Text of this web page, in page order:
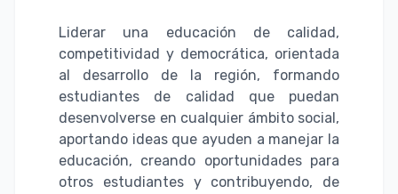
Liderar una educación de calidad,
competitividad y democrática, orientada
al desarrollo de la región, formando
estudiantes de calidad que puedan
desenvolverse en cualquier ámbito social,
aportando ideas que ayuden a manejar la
educación, creando oportunidades para
otros estudiantes y contribuyendo, de